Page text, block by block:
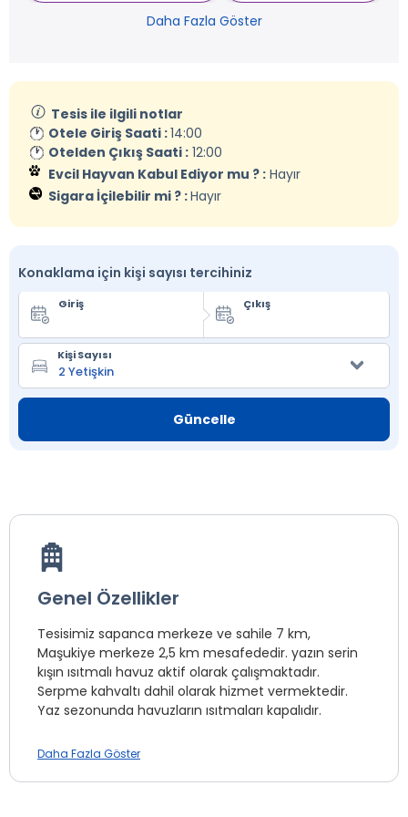
Daha Fazla Göster
Tesis ile ilgili notlar
Otele Giriş Saati :14:00
Otelden Çıkış Saati : 12:00
Evcil Hayvan Kabul Ediyor mu ? : Hayır
Sigara İçilebilir mi ? :Hayır
Konaklama için kişi sayısı tercihiniz
Giriş Çıkış
Kişi Sayısı
Güncelle
Genel Özellikler
Tesisimiz sapanca merkeze ve sahile 7 km,
Maşukiye merkeze 2,5 km mesafededir. yazın serin
kışın ısıtmalı havuz aktif olarak çalışmaktadır.
Serpme kahvaltı dahil olarak hizmet vermektedir.
Yaz sezonunda havuzların ısıtmaları kapalıdır.
Ulaşım
Kocaeli Cengiz Topel Havalimanı8.0 km
Daha Fazla Göster